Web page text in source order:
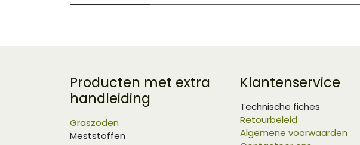
Producten met extra
handleiding
Graszoden
Meststoffen
Klantenservice
Technische fiches
Retourbeleid
Algemene voorwaarden